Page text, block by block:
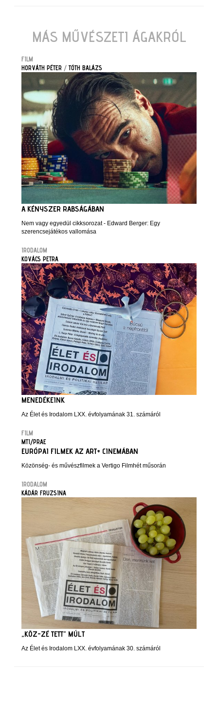
MÁS MŰVÉSZETI ÁGAKRÓL
FILM
HORVÁTH PÉTER / TÓTH BALÁZS
A KÉNYSZER RABSÁGÁBAN
Nem vagy egyedül cikksorozat - Edward Berger: Egy
szerencsejátékos vallomása
IRODALOM
KOVÁCS PETRA
MENEDÉKEINK
Az Élet és Irodalom LXX. évfolyamának 31. számáról
FILM
MTI/PRAE
EURÓPAI FILMEK AZ ART+ CINEMÁBAN
Közönség- és művészfilmek a Vertigo Filmhét műsorán
IRODALOM
KÁDÁR FRUZSINA
„KÖZ-ZÉ TETT” MÚLT
Az Élet és Irodalom LXX. évfolyamának 30. számáról